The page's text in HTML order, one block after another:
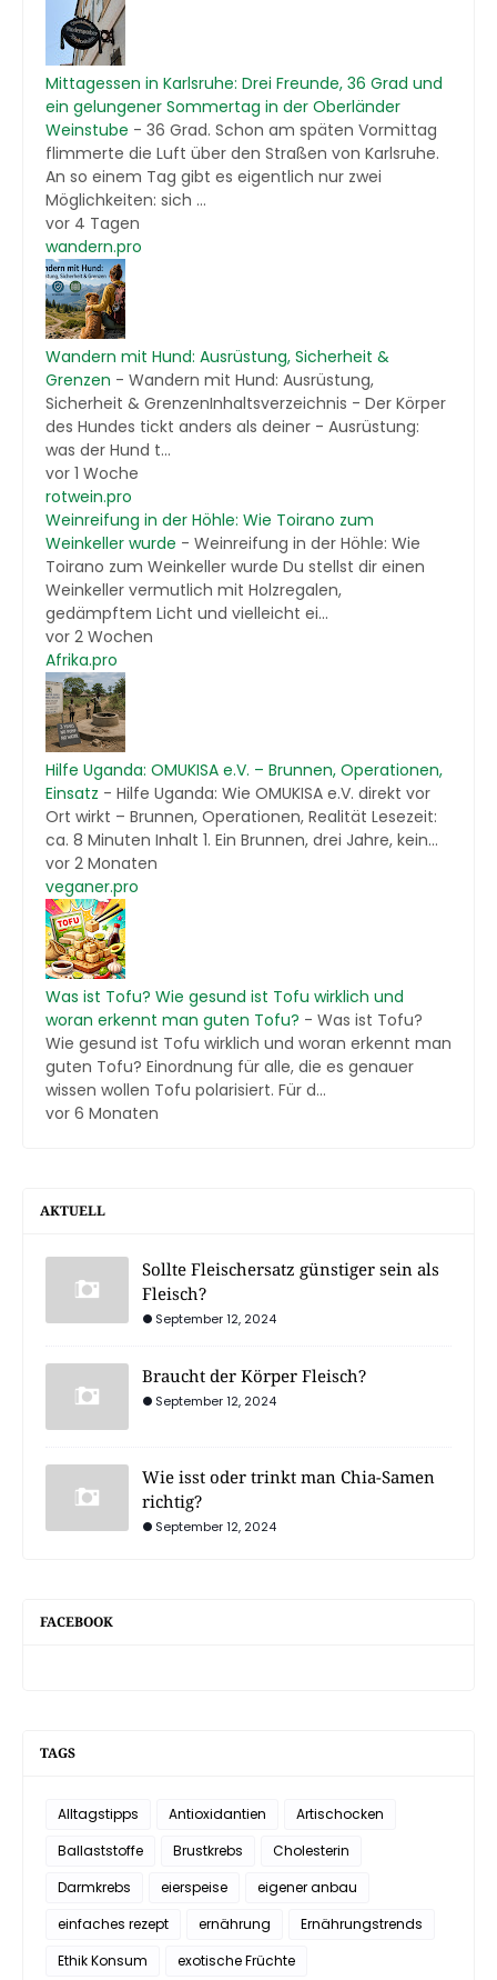
Mittagessen in Karlsruhe: Drei Freunde, 36 Grad und
ein gelungener Sommertag in der Oberländer
Weinstube - 36 Grad. Schon am späten Vormittag
flimmerte die Luft über den Straßen von Karlsruhe.
An so einem Tag gibt es eigentlich nur zwei
Möglichkeiten: sich ...
vor 4 Tagen
wandern.pro
Wandern mit Hund: Ausrüstung, Sicherheit &
Grenzen - Wandern mit Hund: Ausrüstung,
Sicherheit & GrenzenInhaltsverzeichnis - Der Körper
des Hundes tickt anders als deiner - Ausrüstung:
was der Hund t...
vor 1 Woche
rotwein.pro
Weinreifung in der Höhle: Wie Toirano zum
Weinkeller wurde - Weinreifung in der Höhle: Wie
Toirano zum Weinkeller wurde Du stellst dir einen
Weinkeller vermutlich mit Holzregalen,
gedämpftem Licht und vielleicht ei...
vor 2 Wochen
Afrika.pro
Hilfe Uganda: OMUKISA e.V. – Brunnen, Operationen,
Einsatz - Hilfe Uganda: Wie OMUKISA e.V. direkt vor
Ort wirkt – Brunnen, Operationen, Realität Lesezeit:
ca. 8 Minuten Inhalt 1. Ein Brunnen, drei Jahre, kein...
vor 2 Monaten
veganer.pro
Was ist Tofu? Wie gesund ist Tofu wirklich und
woran erkennt man guten Tofu? - Was ist Tofu?
Wie gesund ist Tofu wirklich und woran erkennt man
guten Tofu? Einordnung für alle, die es genauer
wissen wollen Tofu polarisiert. Für d...
vor 6 Monaten
AKTUELL
Sollte Fleischersatz günstiger sein als
Fleisch?
September 12, 2024
Braucht der Körper Fleisch?
September 12, 2024
Wie isst oder trinkt man Chia-Samen
richtig?
September 12, 2024
FACEBOOK
TAGS
Alltagstipps Antioxidantien
Artischocken
Ballaststoffe
Brustkrebs
Cholesterin
Darmkrebs
eierspeise
eigener anbau
einfaches rezept
ernährung
Ernährungstrends
Ethik Konsum
exotische Früchte